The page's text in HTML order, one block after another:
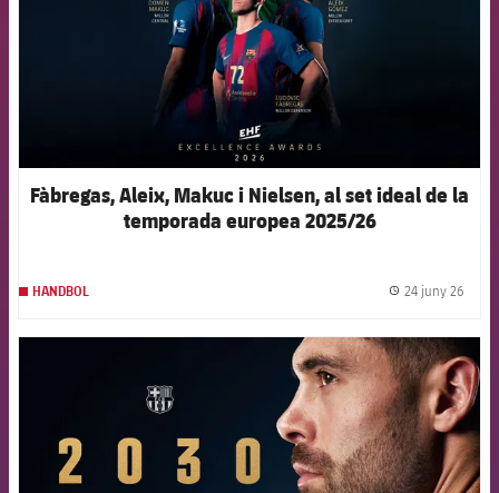
Fàbregas, Aleix, Makuc i Nielsen, al set ideal de la
temporada europea 2025/26
HANDBOL 24 juny 26
FCB Barcelona badge